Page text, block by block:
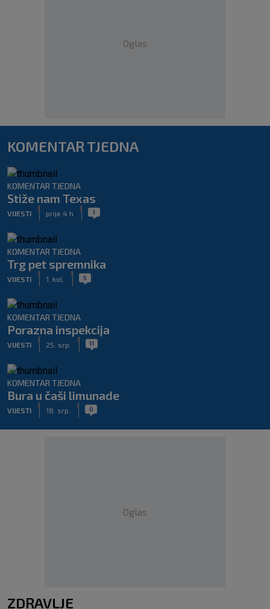
Oglas
KOMENTAR TJEDNA
KOMENTAR TJEDNA
Stiže nam Texas
VIJESTI prije 4 h 1
KOMENTAR TJEDNA
Trg pet spremnika
VIJESTI 1. kol. 5
KOMENTAR TJEDNA
Porazna inspekcija
VIJESTI 25. srp. 11
KOMENTAR TJEDNA
Bura u čaši limunade
VIJESTI 18. srp. 0
Oglas
ZDRAVLJE